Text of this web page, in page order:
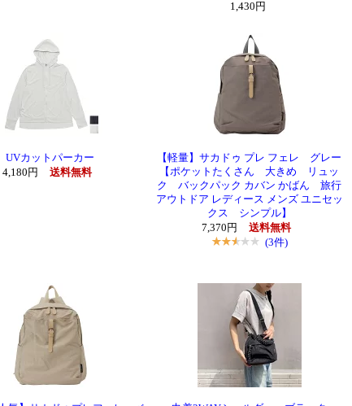
1,430円
UVカットパーカー
4,180円
送料無料
【軽量】サカドゥ プレ フェレ グレー
【ポケットたくさん 大きめ リュッ
ク バックパック カバン かばん 旅行
アウトドア レディース メンズ ユニセッ
クス シンプル】
7,370円
送料無料
(3件)